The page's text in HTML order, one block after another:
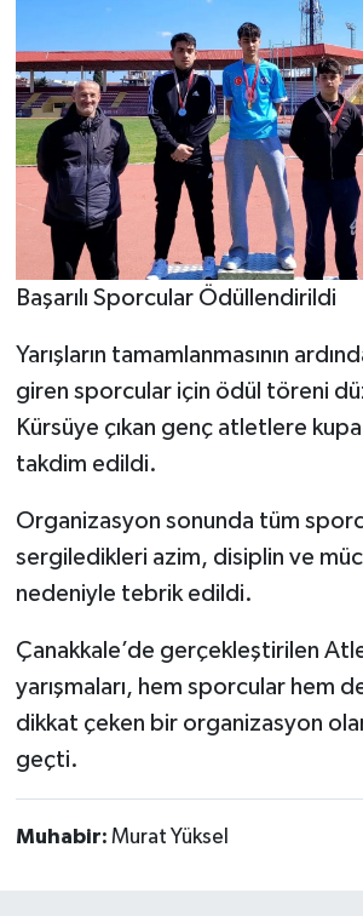
Başarılı Sporcular Ödüllendirildi
Yarışların tamamlanmasının
giren sporcular için ödül töreni
Kürsüye çıkan genç atletlere
takdim edildi.
Organizasyon sonunda tüm
sergiledikleri azim, disiplin ve
nedeniyle tebrik edildi.
Çanakkale’de gerçekleştirilen
yarışmaları, hem sporcular hem
dikkat çeken bir organizasyon
geçti.
Muhabir: Murat Yüksel